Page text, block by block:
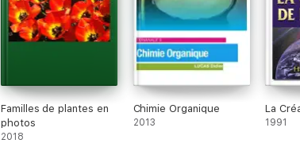
Familles de plantes en
photos
2018
Chimie Organique
2013
La
1991